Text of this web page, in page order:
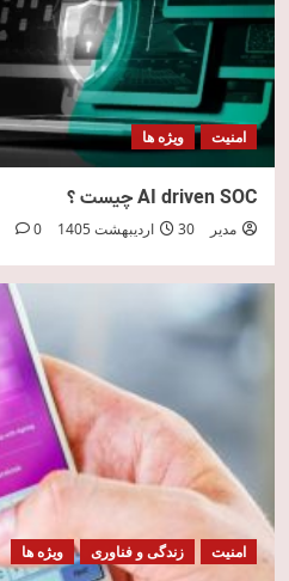
امنیت ویژه ها
AI driven SOC چیست ؟
مدیر 30 اردیبهشت 1405 0
امنیت زندگی و فناوری ویژه ها